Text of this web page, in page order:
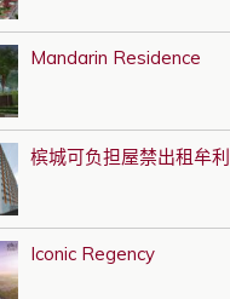
Mandarin Residence
槟城可负担屋禁出租牟利
Iconic Regency